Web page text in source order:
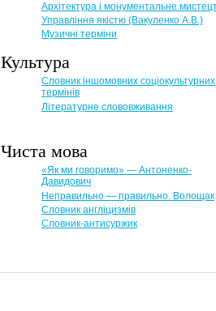
Архітектура і монументальне
Управління якістю (Вакуленко А.В.)
Музичні терміни
Культура
Словник іншомовних соціокультурних
термінів
Літературне слововживання
Чиста мова
«Як ми говоримо» — Антоненко-
Давидович
Неправильно — правильно. Волощак
Словник англіцизмів
Словник-антисуржик